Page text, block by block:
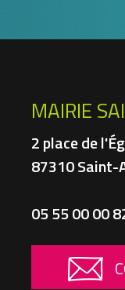
MAIRIE
2 place de
87310 Saint-
05 55 00 00